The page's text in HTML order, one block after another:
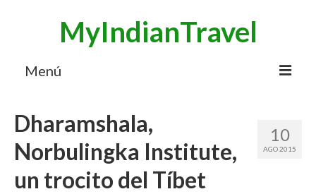
MyIndianTravel
Menú
MI BLOG VIAJES INDIA 10
AGO 2015
Dharamshala,
Norbulingka Institute,
un trocito del Tíbet